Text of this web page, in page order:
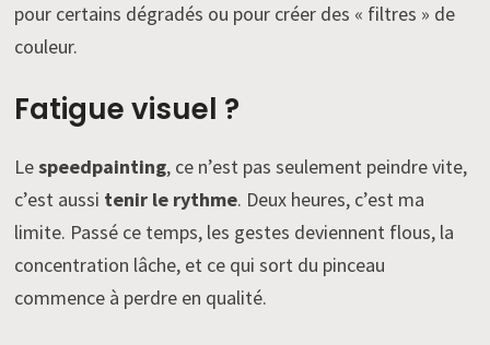
pour certains dégradés ou pour créer des « filtres » de
couleur.
Fatigue visuel ?
Lespeedpainting, ce n’est pas seulement peindre vite,
c’est aussi tenir le rythme. Deux heures, c’est ma
limite. Passé ce temps, les gestes deviennent flous, la
concentration lâche, et ce qui sort du pinceau
commence à perdre en qualité.